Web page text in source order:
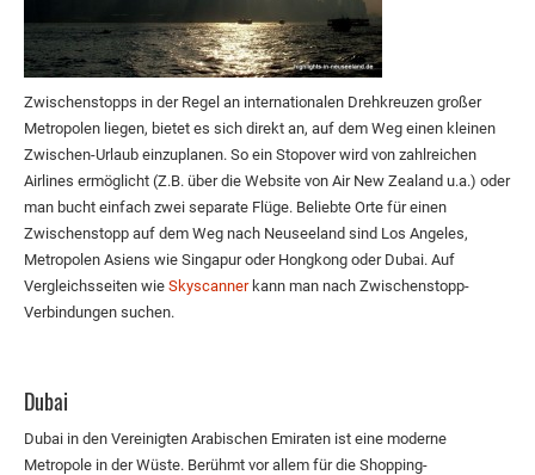
Zwischenstopps in der Regel an internationalen Drehkreuzen großer
Metropolen liegen, bietet es sich direkt an, auf dem Weg einen kleinen
Zwischen-Urlaub einzuplanen. So ein Stopover wird von zahlreichen
Airlines ermöglicht (Z.B. über die Website von Air New Zealand u.a.) oder
man bucht einfach zwei separate Flüge. Beliebte Orte für einen
Zwischenstopp auf dem Weg nach Neuseeland sind Los Angeles,
Metropolen Asiens wie Singapur oder Hongkong oder Dubai. Auf
Vergleichsseiten wie Skyscannerkann man nach Zwischenstopp-
Verbindungen suchen.
Dubai
Dubai in den Vereinigten Arabischen Emiraten ist eine moderne
Metropole in der Wüste. Berühmt vor allem für die Shopping-